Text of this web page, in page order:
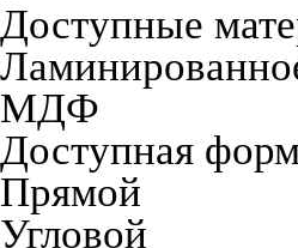
Доступные
МДФ
Доступная
Прямой
Угловой